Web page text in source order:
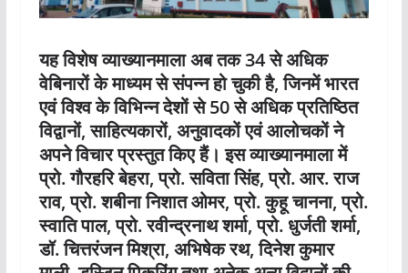
यह विशेष व्याख्यानमाला अब तक 34 से अधिक
वेबिनारों के माध्यम से संपन्न हो चुकी है, जिनमें भारत
एवं विश्व के विभिन्न देशों से 50 से अधिक प्रतिष्ठित
विद्वानों, साहित्यकारों, अनुवादकों एवं आलोचकों ने
अपने विचार प्रस्तुत किए हैं। इस व्याख्यानमाला में
प्रो. गौरहरि बेहरा, प्रो. सविता सिंह, प्रो. आर. राज
राव, प्रो. शबीना निशात ओमर, प्रो. कुहू चानना, प्रो.
स्वाति पाल, प्रो. रवीन्द्रनाथ शर्मा, प्रो. धुर्जती शर्मा,
डॉ. चित्तरंजन मिश्रा, अभिषेक रथ, दिनेश कुमार